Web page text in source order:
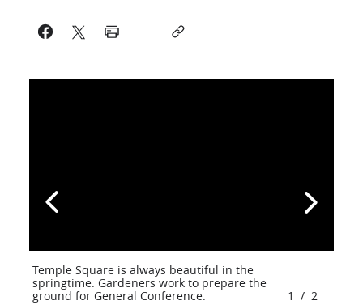
Temple Square is always beautiful in the
springtime. Gardeners work to prepare the
ground for General Conference.
1 / 2